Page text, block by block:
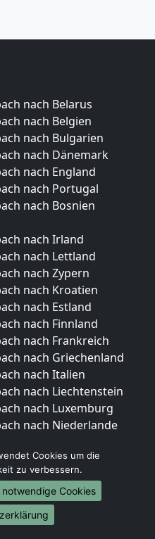
nach Belarus
nach Belgien
nach Bulgarien
nach Dänemark
nach England
nach Portugal
nach Bosnien
nach Irland
nach Lettland
nach Zypern
nach Kroatien
nach Estland
nach Finnland
nach Frankreich
nach Griechenland
nach Italien
nach Liechtenstein
nach Luxemburg
nach Niederlande
nach Berlin
nach Hamburg
nach München
Cookies um die
zu verbessern.
notwendige Cookies